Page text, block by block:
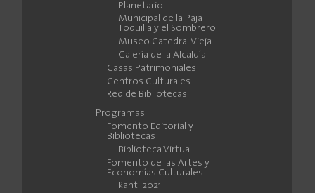
Planetario
Municipal de la Paja
Toquilla y el Sombrero
Museo Catedral Vieja
Galería de la Alcaldía
Casas Patrimoniales
Centros Culturales
Red de Bibliotecas
Programas
Fomento Editorial y
Bibliotecas
Biblioteca Virtual
Fomento de las Artes y
Economías Culturales
Ranti 2021